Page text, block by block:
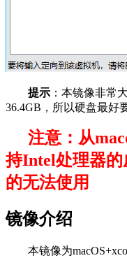
提示 ：本镜像非常
36.4GB，所以硬盘最好
注意：从
持Intel处理器
的无法使用
镜像介绍
本镜像为